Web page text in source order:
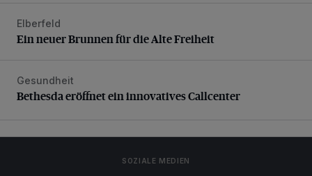
Ein neuer Brunnen für die Alte Freiheit
Elberfeld
Ein neuer Brunnen für die Alte Freiheit
Bethesda eröffnet ein innovatives Callcenter
Gesundheit
Bethesda eröffnet ein innovatives Callcenter
SOZIALE MEDIEN